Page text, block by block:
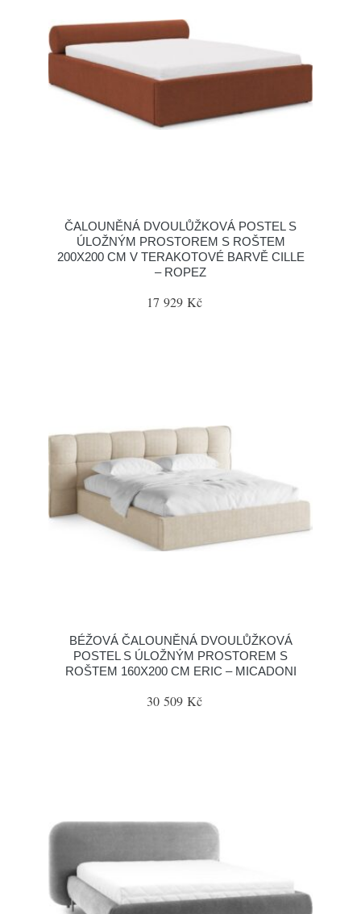
ČALOUNĚNÁ DVOULŮŽKOVÁ POSTEL S
ÚLOŽNÝM PROSTOREM S ROŠTEM
200X200 CM V TERAKOTOVÉ BARVĚ CILLE
– ROPEZ
17 929 Kč
BÉŽOVÁ ČALOUNĚNÁ DVOULŮŽKOVÁ
POSTEL S ÚLOŽNÝM PROSTOREM S
ROŠTEM 160X200 CM ERIC – MICADONI
30 509 Kč